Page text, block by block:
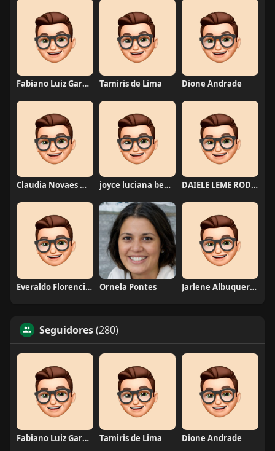
Fabiano Luiz Garcia Tamiris de Lima Dione Andrade
Claudia Novaes Novaes joyce luciana bentini jesus DAIELE LEME RODRIGUES
Everaldo Florencio De Melo Ornela Pontes Jarlene Albuquerque
Seguidores(280)
Fabiano Luiz Garcia Tamiris de Lima Dione Andrade